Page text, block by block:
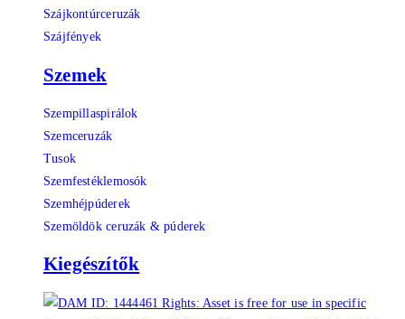
Szájkontúrceruzák
Szájfények
Szemek
Szempillaspirálok
Szemceruzák
Tusok
Szemfestéklemosók
Szemhéjpúderek
Szemöldök ceruzák & púderek
Kiegészítők